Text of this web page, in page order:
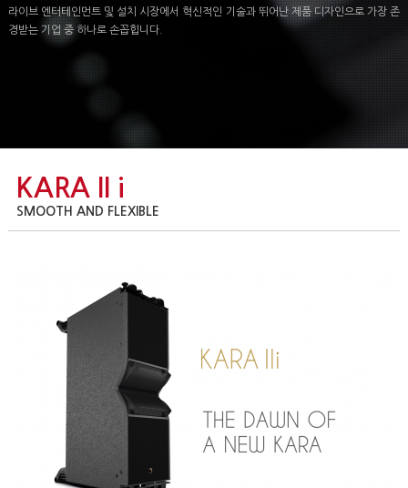
라이브 엔터테인먼트 및 설치 시장에서 혁신적인 기술과 뛰어난 제품 디자인으로 가장 존
경받는 기업 중 하나로 손꼽힙니다.
KARA II i
SMOOTH AND FLEXIBLE